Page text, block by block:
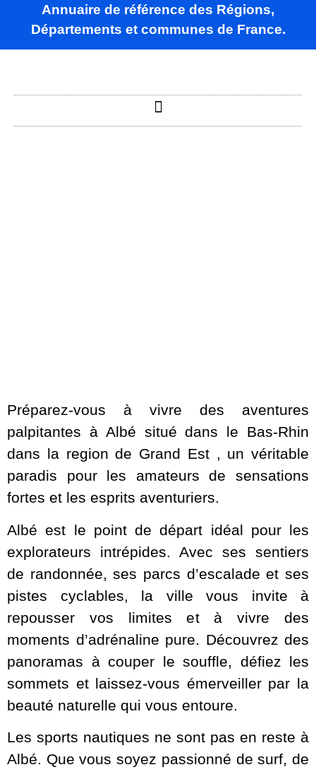
Annuaire de référence des Régions,
Départements et communes de France.
Préparez-vous à vivre des aventures
palpitantes à Albé situé dans le Bas-Rhin
dans la region de Grand Est , un véritable
paradis pour les amateurs de sensations
fortes et les esprits aventuriers.
Albé est le point de départ idéal pour les
explorateurs intrépides. Avec ses sentiers
de randonnée, ses parcs d’escalade et ses
pistes cyclables, la ville vous invite à
repousser vos limites et à vivre des
moments d’adrénaline pure. Découvrez des
panoramas à couper le souffle, défiez les
sommets et laissez-vous émerveiller par la
beauté naturelle qui vous entoure.
Les sports nautiques ne sont pas en reste à
Albé. Que vous soyez passionné de surf, de